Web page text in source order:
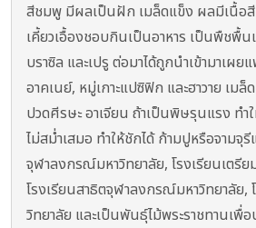
สีชมพู มีผลเป็นฝัก เมล็ดแข็ง ผลมีเนื้อ
เคี้ยวเอื้องชอบกินเป็นอาหาร เป็นพืชพื้น
บราซิล และเปรู ต่อมาได้ถูกนำเข้ามาเผย
อาคเนย์, หมู่เกาะแปซิฟิก และฮาวาย เมล็
ปวดศีรษะ อาเจียน ถ้าเป็นพิษรุนแรง ทำ
ไม่สม่ำเสมอ ทำให้ชักได้ ก้ามปูหรือจามจุ
จุฬาลงกรณ์มหาวิทยาลัย, โรงเรียนเตรี
โรงเรียนสาธิตจุฬาลงกรณ์มหาวิทยาลัย,
วิทยาลัย และเป็นพันธุ์ไม้พระราชทานเพื่